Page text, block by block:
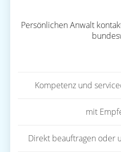
Persönlichen Anwalt
Kompetenz und
mit
Direkt beauftragen oder